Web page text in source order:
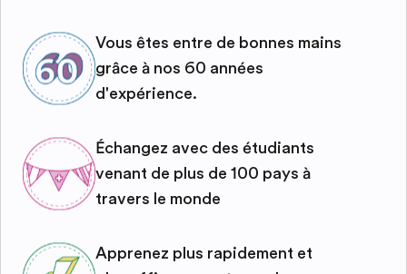
Vous êtes entre de bonnes mains
grâce à nos 60 années
d'expérience.
Échangez avec des étudiants
venant de plus de 100 pays à
travers le monde
Apprenez plus rapidement et